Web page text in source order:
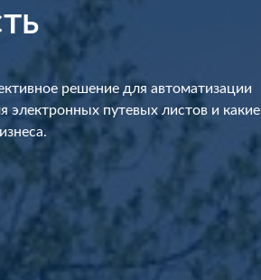
решение для автоматизации
электронных путевых листов и какие